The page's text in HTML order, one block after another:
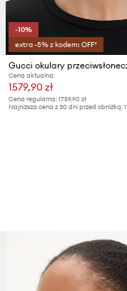
-10%
extra -5% z kodem: OFF*
Cena aktualna:
1579,90 zł
Cena regularna:1759,90 zł
Najniższa cena z 30 dni przed obniżką: